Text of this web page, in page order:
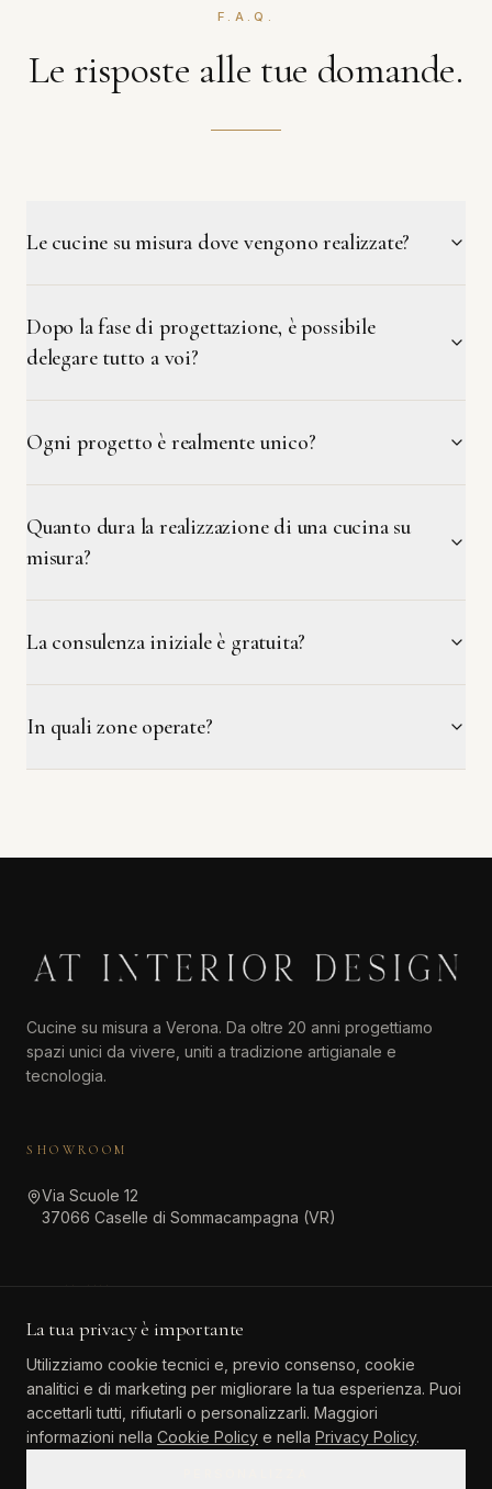
F.A.Q.
Le risposte alle tue domande.
Le cucine su misura dove vengono realizzate?
Dopo la fase di progettazione, è possibile
delegare tutto a voi?
Ogni progetto è realmente unico?
Quanto dura la realizzazione di una cucina su
misura?
La consulenza iniziale è gratuita?
In quali zone operate?
Cucine su misura a Verona. Da oltre 20 anni progettiamo
spazi unici da vivere, uniti a tradizione artigianale e
tecnologia.
SHOWROOM
Via Scuole 12
37066 Caselle di Sommacampagna (VR)
045 511 6381
info@atinteriordesign.it
tarallo.agostino@pec.it
La tua privacy è importante
Utilizziamo cookie tecnici e, previo consenso, cookie
analitici e di marketing per migliorare la tua esperienza. Puoi
accettarli tutti, rifiutarli o personalizzarli. Maggiori
informazioni nella Cookie Policy e nella Privacy Policy.